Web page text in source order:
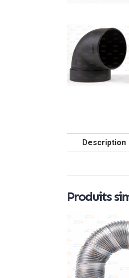
Description
Produits